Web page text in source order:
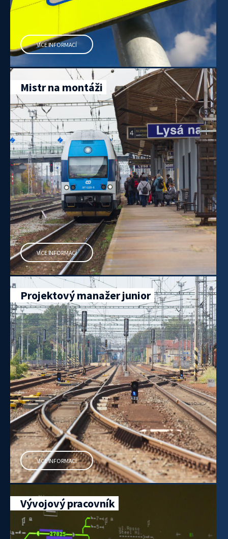
VÍCE INFORMACÍ
Mistr na montáži
VÍCE INFORMACÍ
Projektový manažer junior
VÍCE INFORMACÍ
Vývojový pracovník